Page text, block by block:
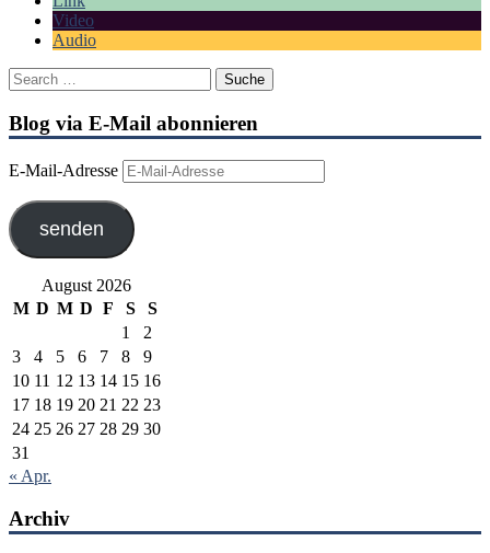
Video
Audio
Blog via E-Mail abonnieren
E-Mail-Adresse
senden
August 2026
M D M D F S
S
1
2
3
4 5 6 7 8
9
10 11 12 13 14 15 16
17 18 19 20 21 22 23
24 25 26 27 28 29 30
31
« Apr.
Archiv